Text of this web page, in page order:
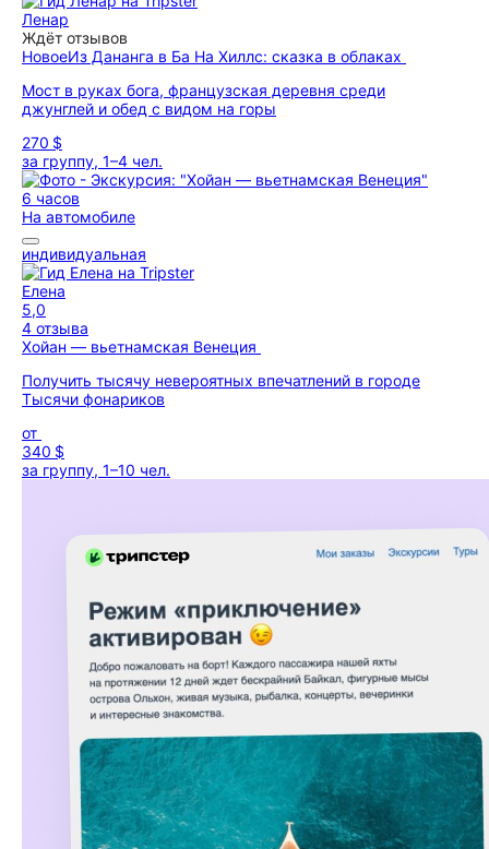
Ленар
Ждёт отзывов
НовоеИз Дананга в Ба На Хиллс: сказка в облаках
Мост в руках бога, французская деревня среди
джунглей и обед с видом на горы
270 $
за группу, 1–4 чел.
6 часов
На автомобиле
индивидуальная
Елена
5,0
4 отзыва
Хойан — вьетнамская Венеция
Получить тысячу невероятных впечатлений в городе
Тысячи фонариков
от
340 $
за группу, 1–10 чел.